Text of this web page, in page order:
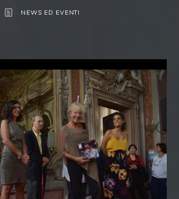
NEWS ED EVENTI